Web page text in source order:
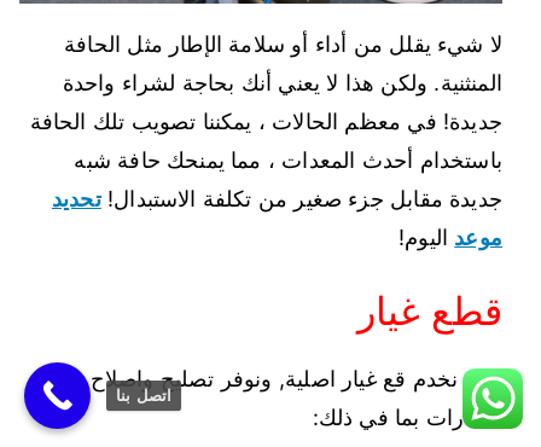
لا شيء يقلل من أداء أو سلامة الإطار مثل الحافة
المنثنية. ولكن هذا لا يعني أنك بحاجة لشراء واحدة
جديدة! في معظم الحالات ، يمكننا تصويب تلك الحافة
باستخدام أحدث المعدات ، مما يمنحك حافة شبه
جديدة مقابل جزء صغير من تكلفة الاستبدال!تحديد
موعد اليوم!
قطع غيار
نحن نخدم قع غيار اصلية, ونوفر تصليح واصلاح جميع
السارات بما في ذلك:
اتصل بنا